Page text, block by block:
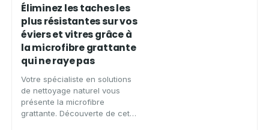
Éliminez les taches les
plus résistantes sur vos
éviers et vitres grâce à
la microfibre grattante
qui ne raye pas
Votre spécialiste en solutions
de nettoyage naturel vous
présente la microfibre
grattante. Découverte de cet